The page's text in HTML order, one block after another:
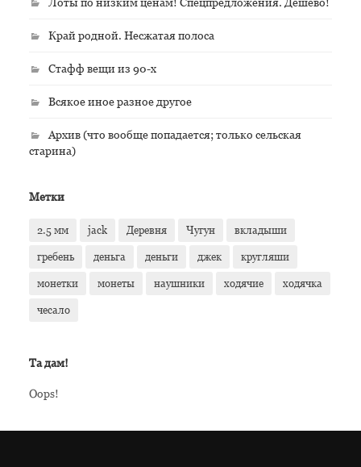
Край родной. Несжатая полоса
Стафф вещи из 90-х
Всякое иное разное другое
Архив (что вообще попадается; только сельская
старина)
Метки
2.5 мм jack Деревня Чугун вкладыши
гребень деньга деньги джек кругляши
монетки монеты наушники ходячие ходячка
чесало
Та дам!
Oops!